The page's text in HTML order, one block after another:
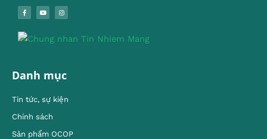
Danh mục
Tin tức, sự kiện
Chính sách
Sản phẩm OCOP